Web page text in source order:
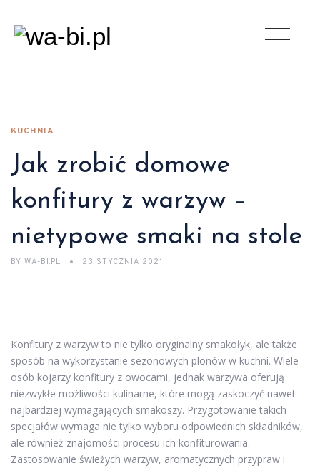
KUCHNIA
Jak zrobić domowe
konfitury z warzyw –
nietypowe smaki na stole
BY WA-BI.PL 23 STYCZNIA 2021
Konfitury z warzyw to nie tylko oryginalny smakołyk, ale także
sposób na wykorzystanie sezonowych plonów w kuchni. Wiele
osób kojarzy konfitury z owocami, jednak warzywa oferują
niezwykłe możliwości kulinarne, które mogą zaskoczyć nawet
najbardziej wymagających smakoszy. Przygotowanie takich
specjałów wymaga nie tylko wyboru odpowiednich składników,
ale również znajomości procesu ich konfiturowania.
Zastosowanie świeżych warzyw, aromatycznych przypraw i